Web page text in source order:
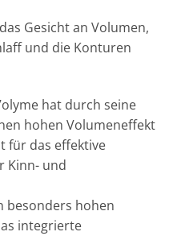
Gesicht an Volumen,
und die Konturen
hat durch seine
hohen Volumeneffekt
für das effektive
Kinn- und
besonders hohen
integrierte